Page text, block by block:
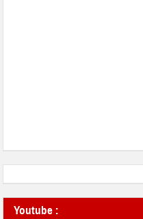
Youtube :